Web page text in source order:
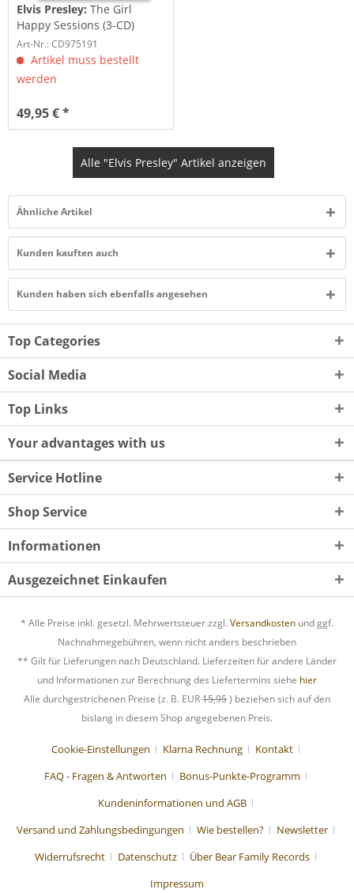
Elvis Presley: The Girl
Happy Sessions (3-CD)
Art-Nr.: CD975191
Artikel muss bestellt
werden
49,95 € *
Alle "Elvis Presley" Artikel anzeigen
Ähnliche Artikel
Kunden kauften auch
Kunden haben sich ebenfalls angesehen
Top Categories
Social Media
Top Links
Your advantages with us
Service Hotline
Shop Service
Informationen
Ausgezeichnet Einkaufen
* Alle Preise inkl. gesetzl. Mehrwertsteuer zzgl. Versandkosten und ggf.
Nachnahmegebühren, wenn nicht anders beschrieben
** Gilt für Lieferungen nach Deutschland. Lieferzeiten für andere Länder
und Informationen zur Berechnung des Liefertermins siehe hier
Alle durchgestrichenen Preise (z. B. EUR15,95) beziehen sich auf den
bislang in diesem Shop angegebenen Preis.
Cookie-Einstellungen Klarna Rechnung
Kontakt
FAQ - Fragen & Antworten
Bonus-Punkte-Programm
Kundeninformationen und AGB
Versand und Zahlungsbedingungen
Wie bestellen?
Newsletter
Widerrufsrecht
Datenschutz
Über Bear Family Records
Impressum